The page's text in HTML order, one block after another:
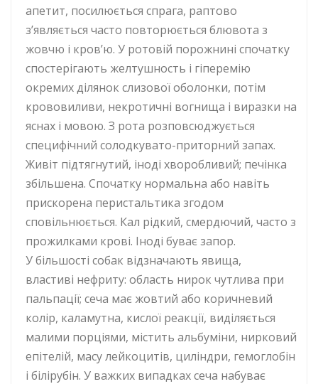
апетит, посилюється спрага, раптово
з’являється часто повторюється блювота з
жовчю і кров’ю. У ротовій порожнині спочатку
спостерігають желтушность і гіперемію
окремих ділянок слизової оболонки, потім
крововиливи, некротичні вогнища і виразки на
яснах і мовою. З рота розповсюджується
специфічний солодкувато-приторний запах.
Живіт підтягнутий, іноді хворобливий; печінка
збільшена. Спочатку нормальна або навіть
прискорена перистальтика згодом
сповільнюється. Кал рідкий, смердючий, часто з
прожилками крові. Іноді буває запор.
У більшості собак відзначають явища,
властиві нефриту: область нирок чутлива при
пальпації; сеча має жовтий або коричневий
колір, каламутна, кислої реакції, виділяється
малими порціями, містить альбуміни, нирковий
епітелій, масу лейкоцитів, циліндри, гемоглобін
і білірубін. У важких випадках сеча набуває